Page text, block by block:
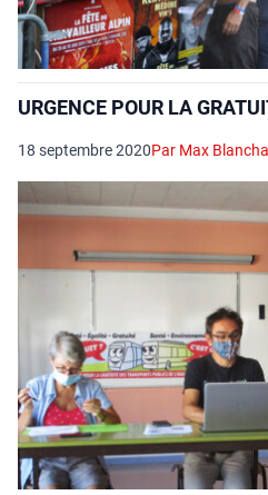
URGENCE POUR LA
18 septembre 2020Par Max